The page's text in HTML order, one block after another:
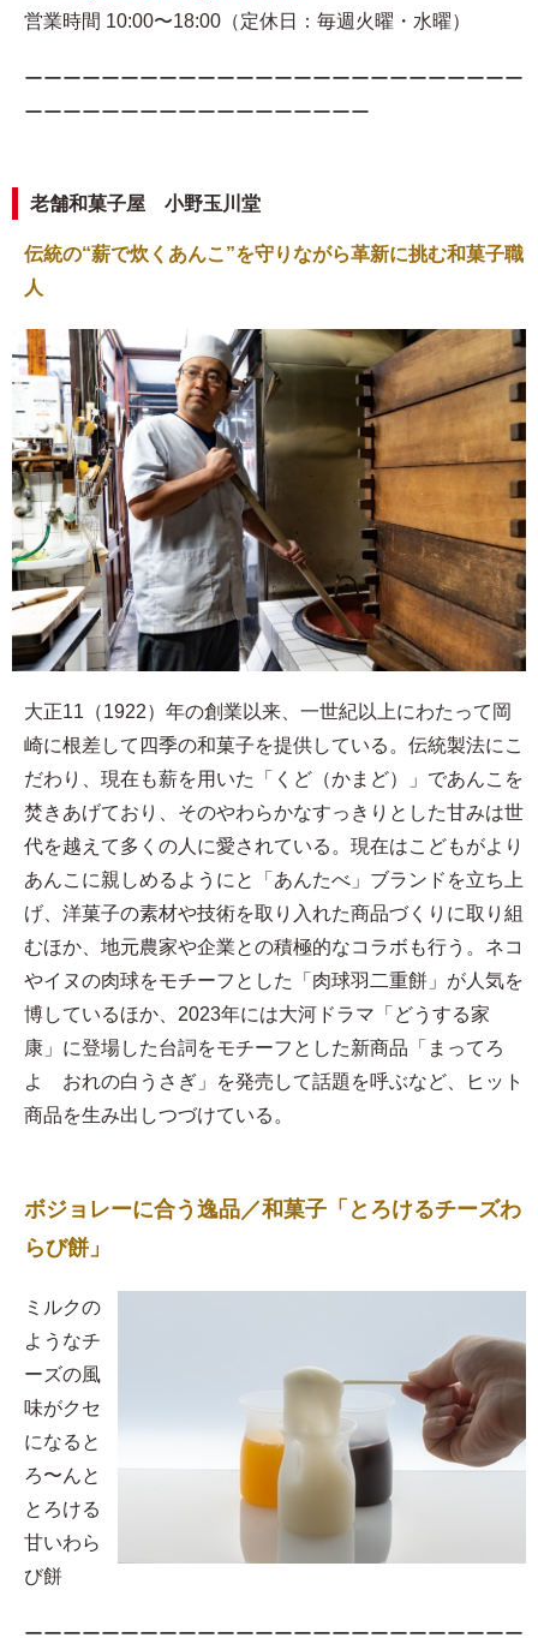
営業時間 10:00〜18:00（定休日：毎週火曜・水曜）
ーーーーーーーーーーーーーーーーーーーーーーーーーー
ーーーーーーーーーーーーーーーーーー
老舗和菓子屋 小野玉川堂
伝統の“薪で炊くあんこ”を守りながら革新に挑む和菓子職
人
大正11（1922）年の創業以来、一世紀以上にわたって岡
崎に根差して四季の和菓子を提供している。伝統製法にこ
だわり、現在も薪を用いた「くど（かまど）」であんこを
焚きあげており、そのやわらかなすっきりとした甘みは世
代を越えて多くの人に愛されている。現在はこどもがより
あんこに親しめるようにと「あんたべ」ブランドを立ち上
げ、洋菓子の素材や技術を取り入れた商品づくりに取り組
むほか、地元農家や企業との積極的なコラボも行う。ネコ
やイヌの肉球をモチーフとした「肉球羽二重餅」が人気を
博しているほか、2023年には大河ドラマ「どうする家
康」に登場した台詞をモチーフとした新商品「まってろ
よ おれの白うさぎ」を発売して話題を呼ぶなど、ヒット
商品を生み出しつづけている。
ボジョレーに合う逸品／和菓子「とろけるチーズわ
らび餅」
​ミルクの
ようなチ
ーズの風
味がクセ
になると
ろ〜んと
とろける
甘いわら
び餅